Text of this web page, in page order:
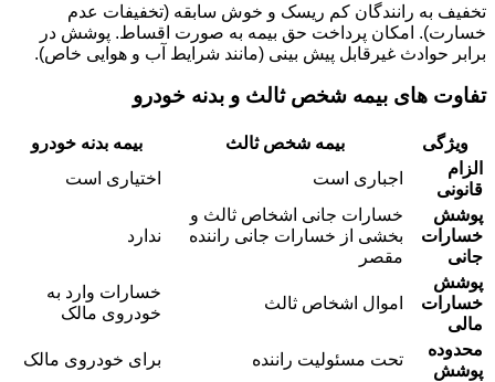
تخفیف به رانندگان کم ریسک و خوش سابقه (تخفیفات عدم
خسارت). امکان پرداخت حق بیمه به صورت اقساط. پوشش در
برابر حوادث غیرقابل پیش بینی (مانند شرایط آب و هوایی خاص).
تفاوت های بیمه شخص ثالث و بدنه خودرو
ویژگی بیمه شخص ثالث
بیمه بدنه خودرو
الزام
قانونی
اجباری است
اختیاری است
پوشش
خسارات
جانی
خسارات جانی اشخاص ثالث و
بخشی از خسارات جانی راننده
مقصر
ندارد
پوشش
خسارات
مالی
اموال اشخاص ثالث
خسارات وارد به
خودروی مالک
محدوده
پوشش
تحت مسئولیت راننده برای خودروی مالک